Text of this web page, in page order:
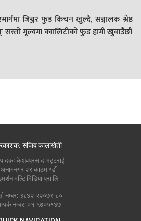
जिञ्जर फुड किचन खुल्दै, सञ्चालक श्रेष्ठ
सस्तो मूल्यमा क्वालिटीको फुड हामी खुवाउँछौं
सजिव कालाखेती
केशवप्रसाद भट्टराई
अनामनगर २९ काठमाण्डौं
मल्टि मिडिया प्रा लि
नम्बर: ३८४२-२२०७९-८०
नम्बर: ०१-५७०५१४७